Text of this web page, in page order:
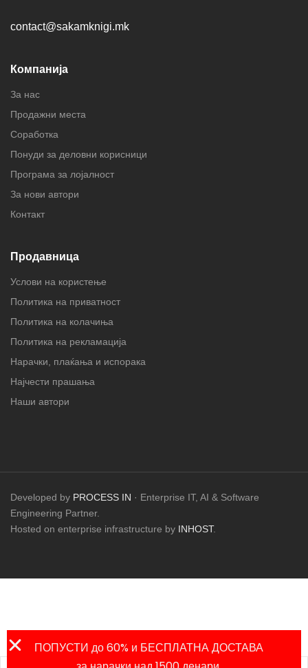
contact@sakamknigi.mk
Компанија
За нас
Продажни места
Соработка
Понуди за деловни корисници
Програма за лојалност
За нови автори
Контакт
Продавница
Услови на користење
Политика на приватност
Политика на колачиња
Политика на рекламација
Нарачки, плаќања и испорака
Најчести прашања
Наши автори
Developed by PROCESS IN · Enterprise IT, AI & Software
Engineering Partner.
Hosted on enterprise infrastructure by INHOST.
ПОПУСТИ до 60% и БЕСПЛАТНА ДОСТАВА